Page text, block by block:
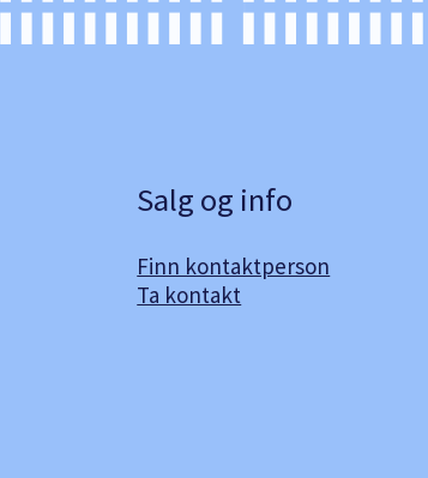
Salg og info
Finn kontaktperson
Ta kontakt